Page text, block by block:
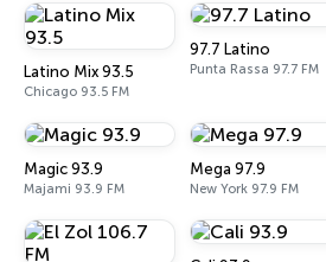
Latino Mix 93.5
Chicago 93.5 FM
97.7 Latino
Punta Rassa 97.7 FM
Magic 93.9
Majami 93.9 FM
Mega 97.9
New York 97.9 FM